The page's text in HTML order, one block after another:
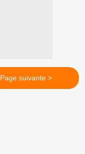
Page suivante >